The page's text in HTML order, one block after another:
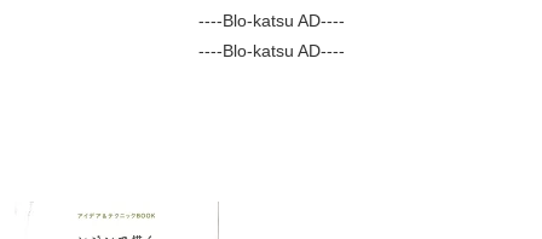
----Blo-katsu AD----
----Blo-katsu AD----